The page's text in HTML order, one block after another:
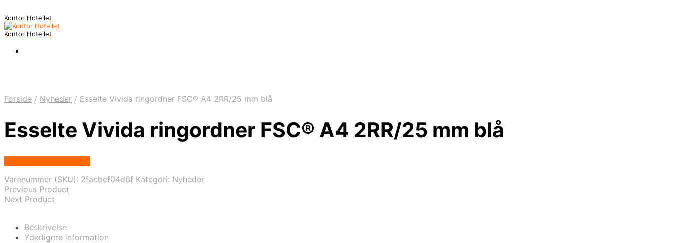
Kontor Hotellet
Kontor Hotellet
Forside / Nyheder / Esselte Vivida ringordner FSC® A4 2RR/25 mm blå
Esselte Vivida ringordner FSC® A4 2RR/25 mm blå
Varenummer (SKU): 2faebef04d6f Kategori: Nyheder
Previous Product
Next Product
Beskrivelse
Yderligere information